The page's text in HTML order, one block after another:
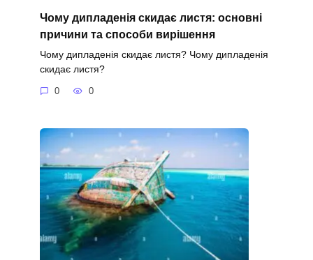
Чому дипладенія скидає листя: основні
причини та способи вирішення
Чому дипладенія скидає листя? Чому дипладенія
скидає листя?
0 0